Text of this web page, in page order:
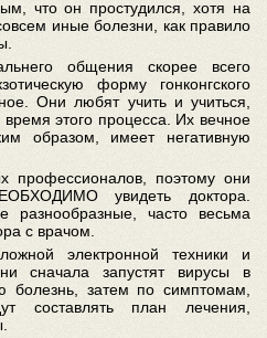
что он простудился, хотя на
иные болезни, как правило
общения скорее всего
форму гонконгского
Они любят учить и учиться,
время этого процесса. Их вечное
образом, имеет негативную
профессионалов, поэтому они
увидеть доктора.
разнообразные, часто весьма
с врачом.
электронной техники и
сначала запустят вирусы в
болезнь, затем по симптомам,
составлять план лечения,